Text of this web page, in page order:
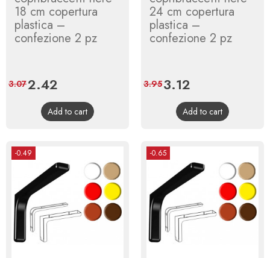
18 cm copertura
plastica –
confezione 2 pz
Price
2.42
price
3.07
Add to cart
24 cm copertura
plastica –
confezione 2 pz
Price
3.12
price
3.95
Add to cart
-0.49 -0.65